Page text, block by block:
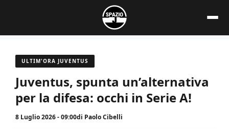
contenuto
ULTIM'ORA JUVENTUS
Juventus, spunta un’alternativa
per la difesa: occhi in Serie A!
8 Luglio 2026 - 09:00di Paolo Cibelli